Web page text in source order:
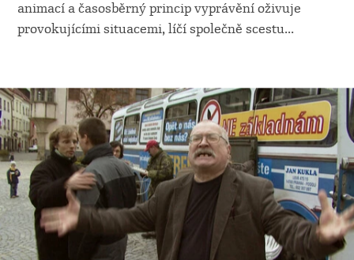
animací a časosběrný princip vyprávění oživuje
provokujícími situacemi, líčí společně scestu...